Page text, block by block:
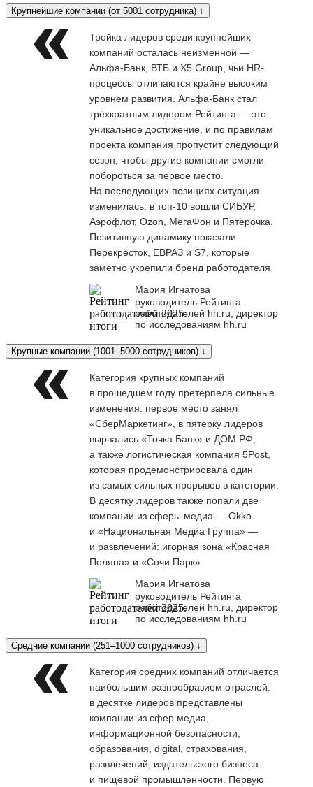
Крупнейшие компании (от 5001 сотрудника) ↓
Тройка лидеров среди крупнейших
компаний осталась неизменной —
Альфа-Банк, ВТБ и X5 Group, чьи HR-
процессы отличаются крайне высоким
уровнем развития. Альфа-Банк стал
трёхкратным лидером Рейтинга — это
уникальное достижение, и по правилам
проекта компания пропустит следующий
сезон, чтобы другие компании смогли
побороться за первое место.
На последующих позициях ситуация
изменилась: в топ-10 вошли СИБУР,
Аэрофлот, Ozon, МегаФон и Пятёрочка.
Позитивную динамику показали
Перекрёсток, ЕВРАЗ и S7, которые
заметно укрепили бренд работодателя
Мария Игнатова
руководитель Рейтинга
работодателей hh.ru, директор
по исследованиям hh.ru
Крупные компании (1001–5000 сотрудников) ↓
Категория крупных компаний
в прошедшем году претерпела сильные
изменения: первое место занял
«СберМаркетинг», в пятёрку лидеров
вырвались «Точка Банк» и ДОМ.РФ,
а также логистическая компания 5Post,
которая продемонстрировала один
из самых сильных прорывов в категории.
В десятку лидеров также попали две
компании из сферы медиа — Okko
и «Национальная Медиа Группа» —
и развлечений: игорная зона «Красная
Поляна» и «Сочи Парк»
Мария Игнатова
руководитель Рейтинга
работодателей hh.ru, директор
по исследованиям hh.ru
Средние компании (251–1000 сотрудников) ↓
Категория средних компаний отличается
наибольшим разнообразием отраслей:
в десятке лидеров представлены
компании из сфер медиа,
информационной безопасности,
образования, digital, страхования,
развлечений, издательского бизнеса
и пищевой промышленности. Первую